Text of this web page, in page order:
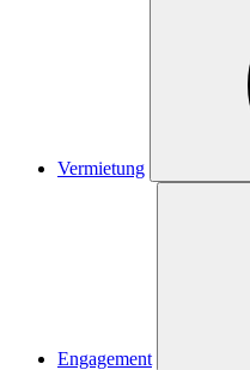
Vermietung
Engagement